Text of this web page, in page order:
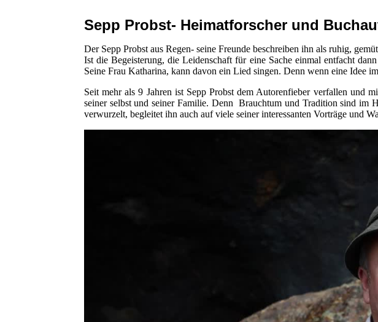
Sepp Probst- Heimatforscher und
Der Sepp Probst aus Regen- seine Freunde beschreiben ihn als ruhig,
Ist die Begeisterung, die Leidenschaft für eine Sache einmal entfacht
Seine Frau Katharina, kann davon ein Lied singen. Denn wenn eine Idee
Seit mehr als 9 Jahren ist Sepp Probst dem Autorenfieber verfallen und
seiner selbst und seiner Familie. Denn Brauchtum und Tradition sind im
verwurzelt, begleitet ihn auch auf viele seiner interessanten Vorträge und